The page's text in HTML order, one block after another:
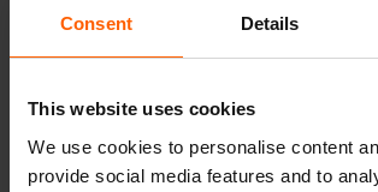
Consent Details
This website uses cookies
We use cookies to personalise content
provide social media features and to
Zobrazit balíčky